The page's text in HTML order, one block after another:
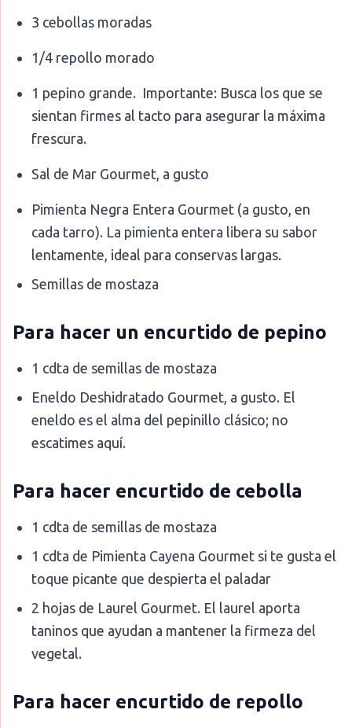
3 cebollas moradas
1/4 repollo morado
1 pepino grande. Importante: Busca los que se
sientan firmes al tacto para asegurar la máxima
frescura.
Sal de Mar Gourmet, a gusto
Pimienta Negra Entera Gourmet (a gusto, en
cada tarro). La pimienta entera libera su sabor
lentamente, ideal para conservas largas.
Semillas de mostaza
Para hacer un encurtido de pepino
1 cdta de semillas de mostaza
Eneldo Deshidratado Gourmet, a gusto. El
eneldo es el alma del pepinillo clásico; no
escatimes aquí.
Para hacer encurtido de cebolla
1 cdta de semillas de mostaza
1 cdta de Pimienta Cayena Gourmet si te gusta el
toque picante que despierta el paladar
2 hojas de Laurel Gourmet. El laurel aporta
taninos que ayudan a mantener la firmeza del
vegetal.
Para hacer encurtido de repollo